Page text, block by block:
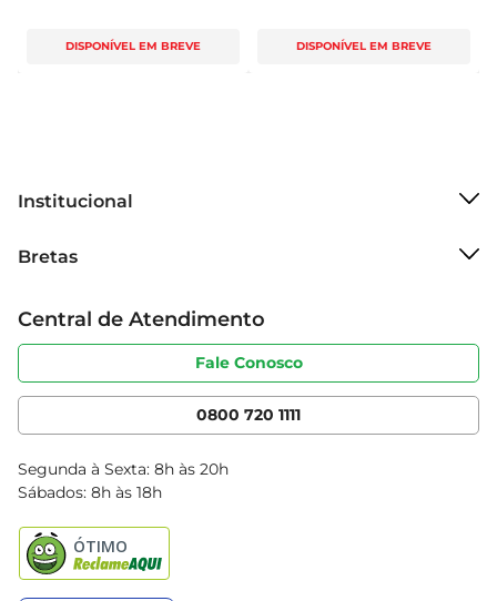
DISPONÍVEL EM BREVE DISPONÍVEL EM BREVE
Institucional
Grupo Cencosud
Sobre privacidade
Portal do fornecedor
Cencosud Media
Bretas
Produtos Bretas
Código de ética
Serviços
Clube Bretas
Blog Bretas
Black Friday
Central de Atendimento
Fale Conosco
0800 720 1111
Segunda à Sexta: 8h às 20h
Sábados: 8h às 18h